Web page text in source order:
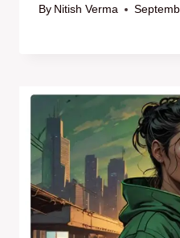
By Nitish Verma